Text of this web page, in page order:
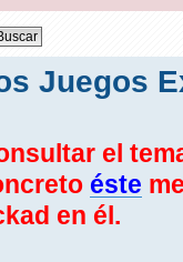
Juegos
el
éste
en él.